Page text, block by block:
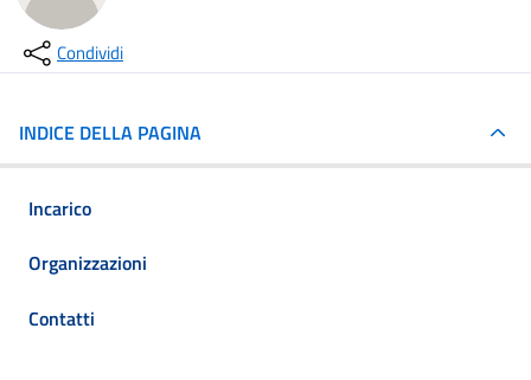
Condividi
INDICE DELLA PAGINA
Incarico
Organizzazioni
Contatti